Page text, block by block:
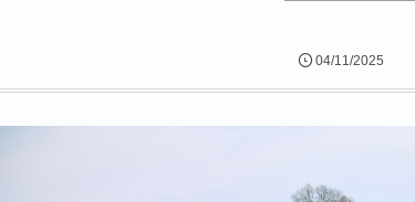
04/11/2025